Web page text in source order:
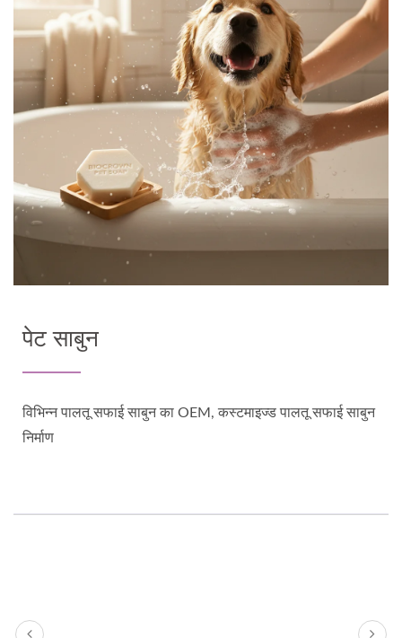
पेट साबुन
विभिन्न पालतू सफाई साबुन का OEM, कस्टमाइज्ड पालतू सफाई साबुन
निर्माण